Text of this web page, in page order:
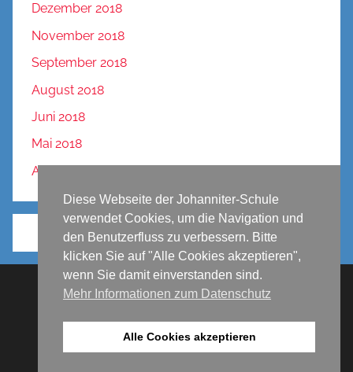
Dezember 2018
November 2018
September 2018
August 2018
Juni 2018
Mai 2018
April 2018
Impressum
Datenschutz
Diese Webseite der Johanniter-Schule
verwendet Cookies, um die Navigation und
den Benutzerfluss zu verbessern. Bitte
klicken Sie auf "Alle Cookies akzeptieren",
wenn Sie damit einverstanden sind.
Mehr Informationen zum Datenschutz
Alle Cookies akzeptieren